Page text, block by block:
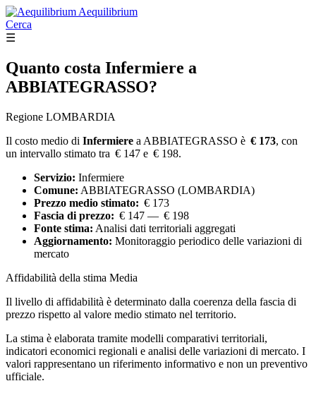
Aequilibrium
Cerca
☰
Quanto costa Infermiere a
ABBIATEGRASSO?
Regione LOMBARDIA
Il costo medio di Infermiere a ABBIATEGRASSO è € 173, con
un intervallo stimato tra € 147 e € 198.
Servizio: Infermiere
Comune: ABBIATEGRASSO (LOMBARDIA)
Prezzo medio stimato: € 173
Fascia di prezzo: € 147 — € 198
Fonte stima: Analisi dati territoriali aggregati
Aggiornamento: Monitoraggio periodico delle variazioni di
mercato
Affidabilità della stima Media
Il livello di affidabilità è determinato dalla coerenza della fascia di
prezzo rispetto al valore medio stimato nel territorio.
La stima è elaborata tramite modelli comparativi territoriali,
indicatori economici regionali e analisi delle variazioni di mercato. I
valori rappresentano un riferimento informativo e non un preventivo
ufficiale.